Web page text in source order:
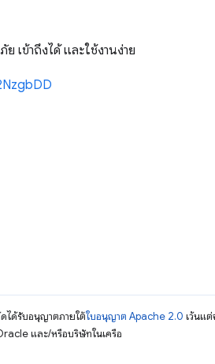
เข้าถึงได้ และใช้งานง่าย
ได้รับอนุญาตภายใต้ใบอนุญาต Apache 2.0 เว้นแต่
และ/หรือบริษัทในเครือ